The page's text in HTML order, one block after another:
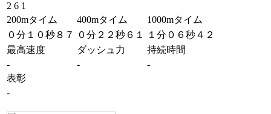
2 6 1
200mタイム
400mタイム
1000mタイム
０分１０秒８７
０分２２秒６１
１分０６秒４２
最高速度
ダッシュ力
持続時間
-
-
-
表彰
-